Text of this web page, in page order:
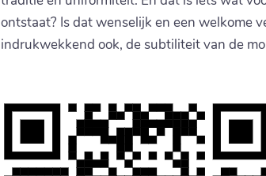
ontstaat? Is dat wenselijk en een welkome
indrukwekkend ook, de subtiliteit van de